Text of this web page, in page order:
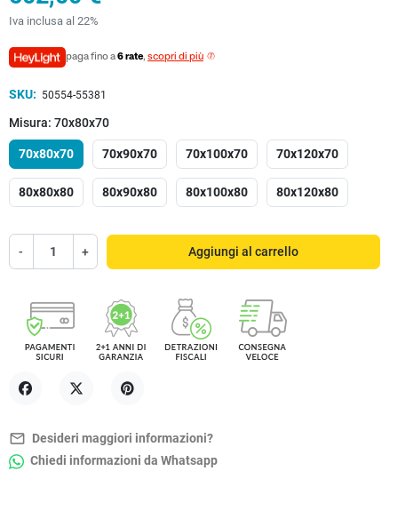
Iva inclusa al 22%
paga fino a6 rate, scopri di più
SKU: 50554-55381
Misura: 70x80x70
70x80x70 70x90x70 70x100x70 70x120x70
80x80x80 80x90x80 80x100x80 80x120x80
- + Aggiungi al carrello
mail_outline Desideri maggiori informazioni?
Chiedi informazioni da Whatsapp